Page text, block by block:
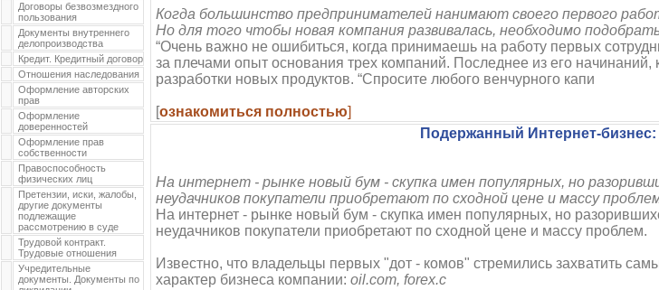
Договоры безвозмездного
пользования
Документы внутреннего
делопроизводства
Кредит. Кредитный договор
Отношения наследования
Оформление авторских
прав
Оформление
доверенностей
Оформление прав
собственности
Правоспособность
физических лиц
Претензии, иски, жалобы,
другие документы
подлежащие
рассмотрению в суде
Трудовой контракт.
Трудовые отношения
Учредительные
документы. Документы по
Когда большинство предпринимателей нанимают своего первого
Но для того чтобы новая компания развивалась, необходимо
“Очень важно не ошибиться, когда принимаешь на работу первых
за плечами опыт основания трех компаний. Последнее из его
разработки новых продуктов. “Спросите любого венчурного капи
[ознакомиться полностью]
Подержанный Интернет-
На интернет - рынке новый бум - скупка имен популярных, но
неудачников покупатели приобретают по сходной цене и массу
На интернет - рынке новый бум - скупка имен популярных, но
неудачников покупатели приобретают по сходной цене и массу проблем.
Известно, что владельцы первых "дот - комов" стремились захватить
характер бизнеса компании: oil.com, forex.c